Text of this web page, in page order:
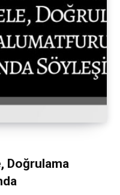
Doğrulama